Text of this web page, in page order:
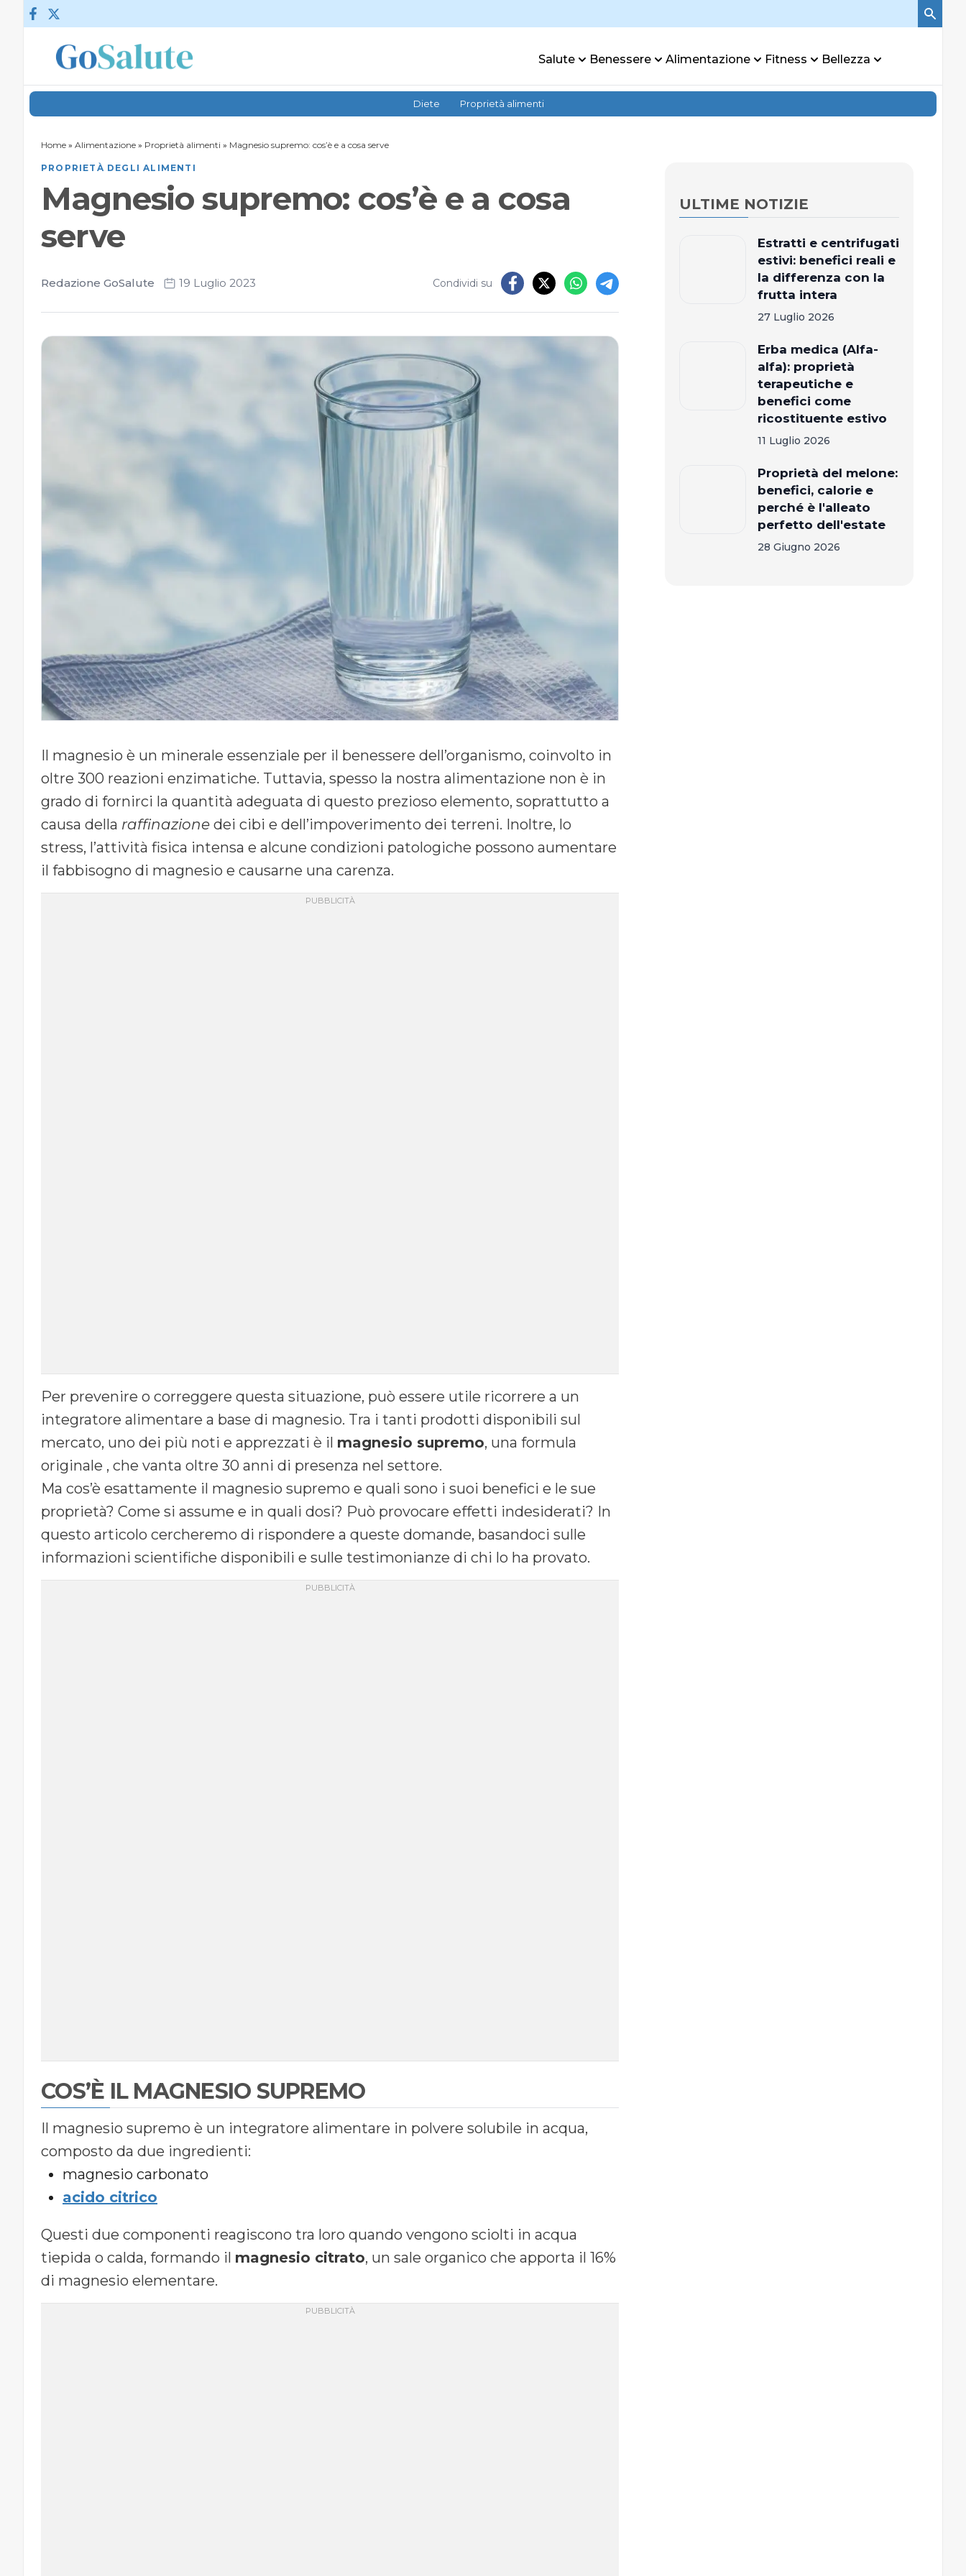
Vai al contenuto
Salute Benessere Alimentazione Fitness Bellezza
Diete Proprietà alimenti
Home » Alimentazione » Proprietà alimenti » Magnesio supremo: cos’è e a cosa serve
PROPRIETÀ DEGLI ALIMENTI
Magnesio supremo: cos’è e a cosa
serve
Redazione GoSalute 19 Luglio 2023 Condividi su
Il magnesio è un minerale essenziale per il benessere dell’organismo, coinvolto in
oltre 300 reazioni enzimatiche. Tuttavia, spesso la nostra alimentazione non è in
grado di fornirci la quantità adeguata di questo prezioso elemento, soprattutto a
causa della raffinazione dei cibi e dell’impoverimento dei terreni. Inoltre, lo
stress, l’attività fisica intensa e alcune condizioni patologiche possono aumentare
il fabbisogno di magnesio e causarne una carenza.
Per prevenire o correggere questa situazione, può essere utile ricorrere a un
integratore alimentare a base di magnesio. Tra i tanti prodotti disponibili sul
mercato, uno dei più noti e apprezzati è il magnesio supremo, una formula
originale , che vanta oltre 30 anni di presenza nel settore.
Ma cos’è esattamente il magnesio supremo e quali sono i suoi benefici e le sue
proprietà? Come si assume e in quali dosi? Può provocare effetti indesiderati? In
questo articolo cercheremo di rispondere a queste domande, basandoci sulle
informazioni scientifiche disponibili e sulle testimonianze di chi lo ha provato.
COS’È IL MAGNESIO SUPREMO
Il magnesio supremo è un integratore alimentare in polvere solubile in acqua,
composto da due ingredienti:
magnesio carbonato
acido citrico
Questi due componenti reagiscono tra loro quando vengono sciolti in acqua
tiepida o calda, formando il magnesio citrato, un sale organico che apporta il 16%
di magnesio elementare.
ULTIME NOTIZIE
Estratti e centrifugati
estivi: benefici reali e
la differenza con la
frutta intera
27 Luglio 2026
Erba medica (Alfa-
alfa): proprietà
terapeutiche e
benefici come
ricostituente estivo
11 Luglio 2026
Proprietà del melone:
benefici, calorie e
perché è l'alleato
perfetto dell'estate
28 Giugno 2026